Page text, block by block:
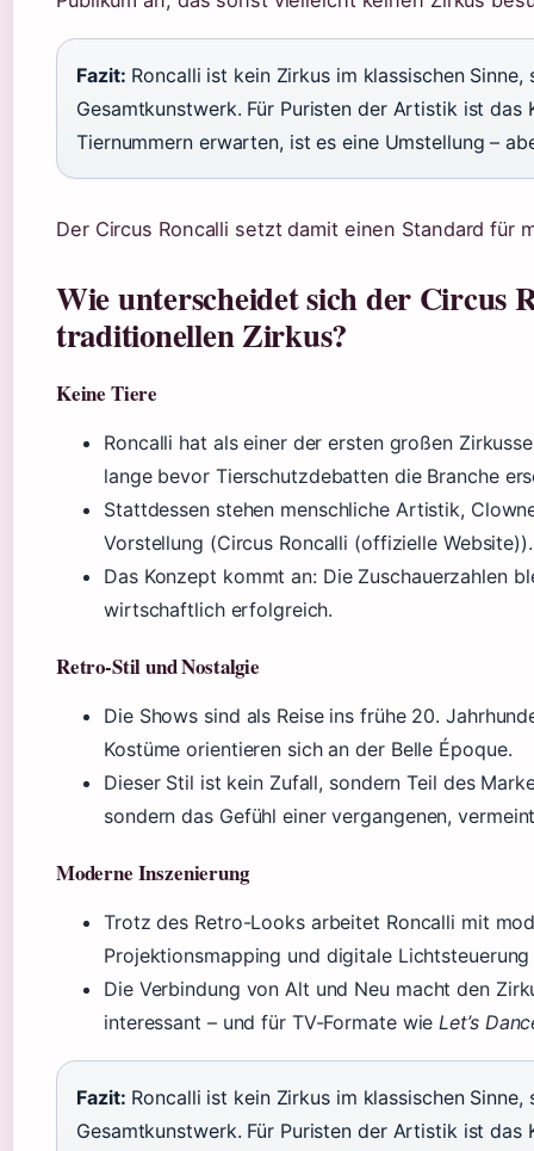
Fazit: Roncalli ist kein Zirkus im klassischen
Gesamtkunstwerk. Für Puristen der Artistik ist das
Tiernummern erwarten, ist es eine Umstellung –
Der Circus Roncalli setzt damit einen Standard für
Wie unterscheidet sich der Circus
traditionellen Zirkus?
Keine Tiere
Roncalli hat als einer der ersten großen
lange bevor Tierschutzdebatten die Branche
Stattdessen stehen menschliche Artistik,
Vorstellung (Circus Roncalli (offizielle Website)).
Das Konzept kommt an: Die Zuschauerzahlen
wirtschaftlich erfolgreich.
Retro-Stil und Nostalgie
Die Shows sind als Reise ins frühe 20.
Kostüme orientieren sich an der Belle Époque.
Dieser Stil ist kein Zufall, sondern Teil des
sondern das Gefühl einer vergangenen,
Moderne Inszenierung
Trotz des Retro-Looks arbeitet Roncalli mit
Projektionsmapping und digitale
Die Verbindung von Alt und Neu macht den
interessant – und für TV-Formate wieLet’s
Fazit: Roncalli ist kein Zirkus im klassischen
Gesamtkunstwerk. Für Puristen der Artistik ist das